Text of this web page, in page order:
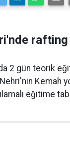
2 gün teorik
Kemah
eğitime